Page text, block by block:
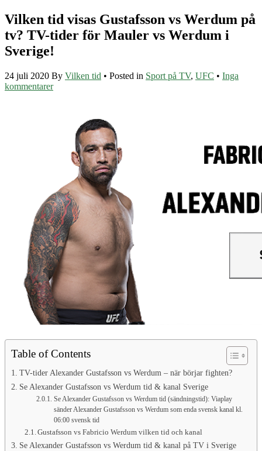
Vilken tid visas Gustafsson vs Werdum på
tv? TV-tider för Mauler vs Werdum i
Sverige!
24 juli 2020 By Vilken tid • Posted in Sport på TV, UFC • Inga
kommentarer
Table of Contents
TV-tider Alexander Gustafsson vs Werdum – när börjar fighten?
Se Alexander Gustafsson vs Werdum tid & kanal Sverige
Se Alexander Gustafsson vs Werdum tid (sändningstid): Viaplay
sänder Alexander Gustafsson vs Werdum som enda svensk kanal kl.
06:00 svensk tid
Gustafsson vs Fabricio Werdum vilken tid och kanal
Se Alexander Gustafsson vs Werdum tid & kanal på TV i Sverige